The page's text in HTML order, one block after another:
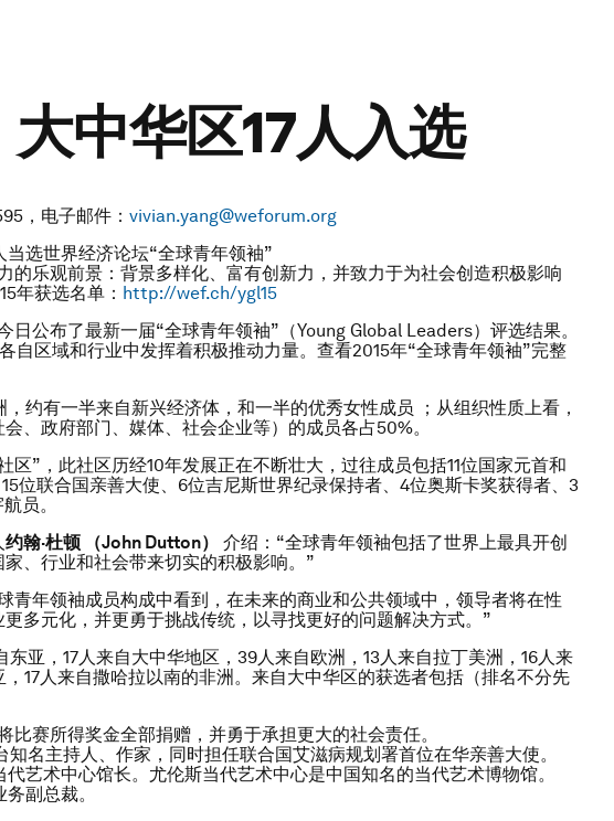
中华区17人入选
，电子邮件： vivian.yang@weforum.org
选世界经济论坛“全球青年领袖”
的乐观前景：背景多样化、富有创新力，并致力于为社会创造积极影响
年获选名单： http://wef.ch/ygl15
日公布了最新一届“全球青年领袖”（Young Global Leaders）评选结果。
自区域和行业中发挥着积极推动力量。查看2015年“全球青年领袖”完整
约有一半来自新兴经济体，和一半的优秀女性成员 ；从组织性质上看，
、政府部门、媒体、社会企业等）的成员各占50%。
”，此社区历经10年发展正在不断壮大，过往成员包括11位国家元首和
位联合国亲善大使、6位吉尼斯世界纪录保持者、4位奥斯卡奖获得者、3
员。
约翰·杜顿 （John Dutton）
介绍：“全球青年领袖包括了世界上最具开创
、行业和社会带来切实的积极影响。”
青年领袖成员构成中看到，在未来的商业和公共领域中，领导者将在性
多元化，并更勇于挑战传统，以寻找更好的问题解决方式。”
亚，17人来自大中华地区，39人来自欧洲，13人来自拉丁美洲，16人来
17人来自撒哈拉以南的非洲。来自大中华区的获选者包括（排名不分先
赛所得奖金全部捐赠，并勇于承担更大的社会责任。
知名主持人、作家，同时担任联合国艾滋病规划署首位在华亲善大使。
代艺术中心馆长。尤伦斯当代艺术中心是中国知名的当代艺术博物馆。
务副总裁。